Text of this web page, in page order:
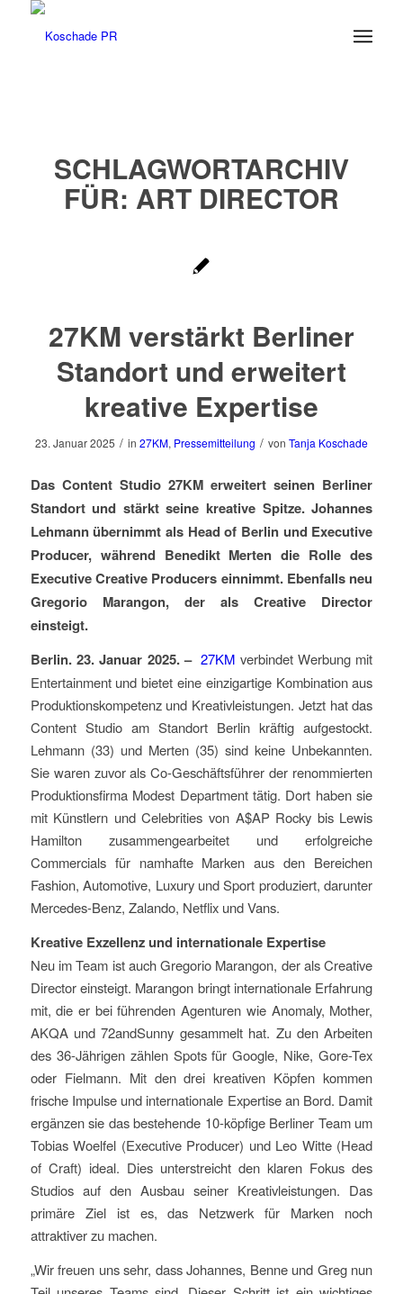
SCHLAGWORTARCHIV
FÜR: ART DIRECTOR
27KM verstärkt Berliner
Standort und erweitert
kreative Expertise
23. Januar 2025 / in 27KM, Pressemitteilung / von Tanja Koschade
Das Content Studio 27KM erweitert seinen Berliner
Standort und stärkt seine kreative Spitze. Johannes
Lehmann übernimmt als Head of Berlin und Executive
Producer, während Benedikt Merten die Rolle des
Executive Creative Producers einnimmt. Ebenfalls neu
Gregorio Marangon, der als Creative Director
einsteigt.
Berlin. 23. Januar 2025. –27KM verbindet Werbung mit
Entertainment und bietet eine einzigartige Kombination aus
Produktionskompetenz und Kreativleistungen. Jetzt hat das
Content Studio am Standort Berlin kräftig aufgestockt.
Lehmann (33) und Merten (35) sind keine Unbekannten.
Sie waren zuvor als Co-Geschäftsführer der renommierten
Produktionsfirma Modest Department tätig. Dort haben sie
mit Künstlern und Celebrities von A$AP Rocky bis Lewis
Hamilton zusammengearbeitet und erfolgreiche
Commercials für namhafte Marken aus den Bereichen
Fashion, Automotive, Luxury und Sport produziert, darunter
Mercedes-Benz, Zalando, Netflix und Vans.
Kreative Exzellenz und internationale Expertise
Neu im Team ist auch Gregorio Marangon, der als Creative
Director einsteigt. Marangon bringt internationale Erfahrung
mit, die er bei führenden Agenturen wie Anomaly, Mother,
AKQA und 72andSunny gesammelt hat. Zu den Arbeiten
des 36-Jährigen zählen Spots für Google, Nike, Gore-Tex
oder Fielmann. Mit den drei kreativen Köpfen kommen
frische Impulse und internationale Expertise an Bord. Damit
ergänzen sie das bestehende 10-köpfige Berliner Team um
Tobias Woelfel (Executive Producer) und Leo Witte (Head
of Craft) ideal. Dies unterstreicht den klaren Fokus des
Studios auf den Ausbau seiner Kreativleistungen. Das
primäre Ziel ist es, das Netzwerk für Marken noch
attraktiver zu machen.
„Wir freuen uns sehr, dass Johannes, Benne und Greg nun